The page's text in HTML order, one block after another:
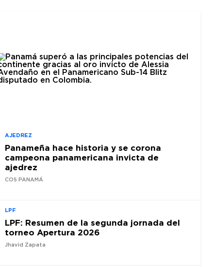
AJEDREZ
Panameña hace historia y se corona
campeona panamericana invicta de
ajedrez
COS PANAMÁ
LPF
LPF: Resumen de la segunda jornada del
torneo Apertura 2026
Jhavid Zapata